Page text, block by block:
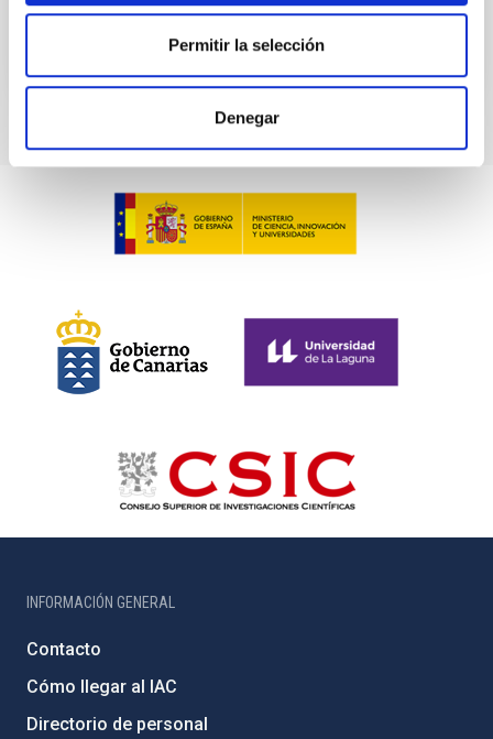
Permitir la selección
Denegar
BIBCODE 2026A&A...709C...3B
INFORMACIÓN GENERAL
Contacto
Cómo llegar al IAC
Directorio de personal